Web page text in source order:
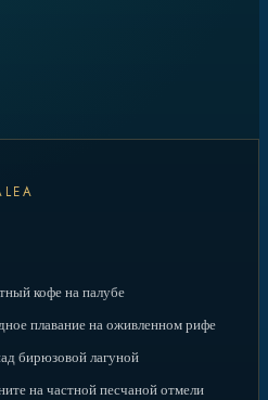
кофе на палубе
плавание на оживленном рифе
бирюзовой лагуной
на частной песчаной отмели